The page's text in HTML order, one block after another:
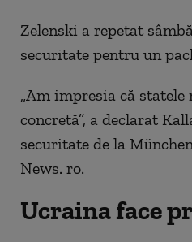
Zelenski a repetat
securitate pentru un
„Am impresia că
concretă”, a declarat
securitate de la
News. ro.
Ucraina face